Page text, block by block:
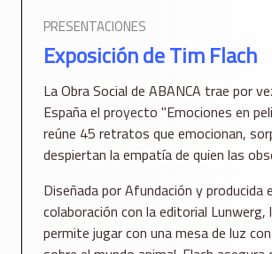
PRESENTACIONES
Exposición de Tim Flach
La Obra Social de ABANCA trae por
España el proyecto "Emociones en
reúne 45 retratos que emocionan,
despiertan la empatía de quien las
Diseñada por Afundación y producida
colaboración con la editorial
permite jugar con una mesa de luz